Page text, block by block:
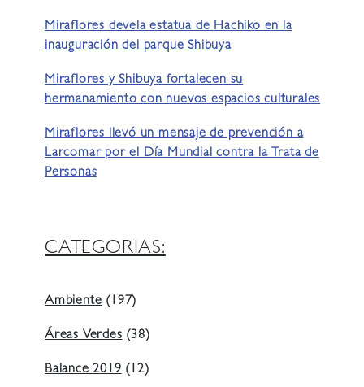
Miraflores devela estatua de Hachiko en la
inauguración del parque Shibuya
Miraflores y Shibuya fortalecen su
hermanamiento con nuevos espacios culturales
Miraflores llevó un mensaje de prevención a
Larcomar por el Día Mundial contra la Trata de
Personas
CATEGORIAS:
Ambiente (197)
Áreas Verdes (38)
Balance 2019 (12)